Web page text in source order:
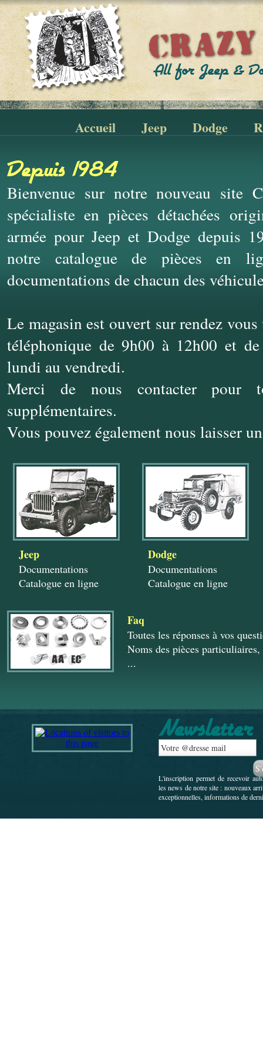
Accueil Jeep Dodge
Depuis 1984
Bienvenue sur notre nouveau site
spécialiste en pièces détachées
armée pour Jeep et Dodge depuis
notre catalogue de pièces en
documentations de chacun des
Le magasin est ouvert sur rendez
téléphonique de 9h00 à 12h00 et
lundi au vendredi.
Merci de nous contacter pour
supplémentaires.
Vous pouvez également nous laisser
Jeep
Documentations
Catalogue en ligne
Dodge
Documentations
Catalogue en ligne
Faq
Toutes les réponses à vos
Noms des pièces
...
L'inscription permet de recevoir
les news de notre site : nouveaux
exceptionnelles, informations de